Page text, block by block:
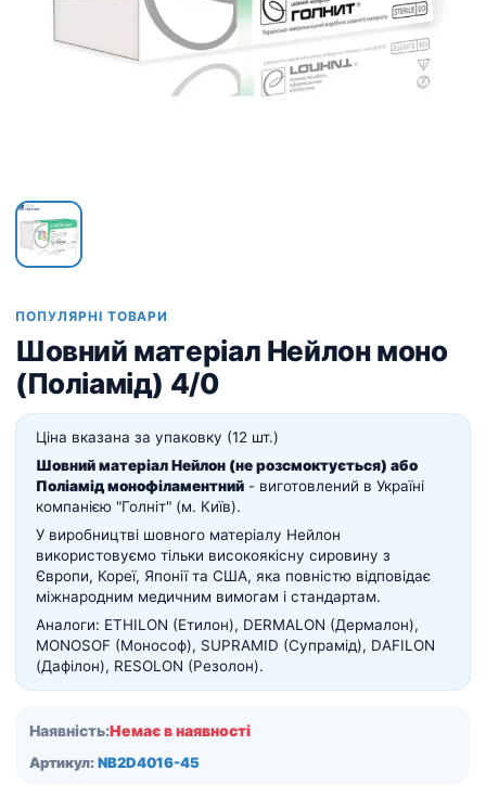
ПОПУЛЯРНІ ТОВАРИ
Шовний матеріал Нейлон моно
(Поліамід) 4/0
Ціна вказана за упаковку (12 шт.)
Шовний матеріал Нейлон (не розсмоктується) або
Поліамід монофіламентний - виготовлений в Україні
компанією "Голніт" (м. Київ).
У виробництві шовного матеріалу Нейлон
використовуємо тільки високоякісну сировину з
Європи, Кореї, Японії та США, яка повністю відповідає
міжнародним медичним вимогам і стандартам.
Аналоги: ETHILON (Етилон), DERMALON (Дермалон),
MONOSOF (Монософ), SUPRAMID (Супрамід), DAFILON
(Дафілон), RESOLON (Резолон).
Наявність:Немає в наявності
Артикул: NB2D4016-45